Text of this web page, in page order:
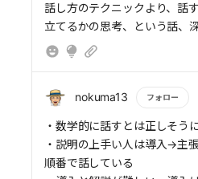
レスも軽減され、話を聞いて
る。
> 頭のいい人は、話す内容を
解とは、「分けることで解る
数学の授業で学んだ因数分解
解る例だ。例えば「私の仕事
あります」と話の構成要素を
もっと読む
話し方のテクニックより、話
立てるかの思考、という話、
nokuma13 フォロー
もっと読む
・数学的に話すとは正しそう
・説明の上手い人は導入→主
順番で話している